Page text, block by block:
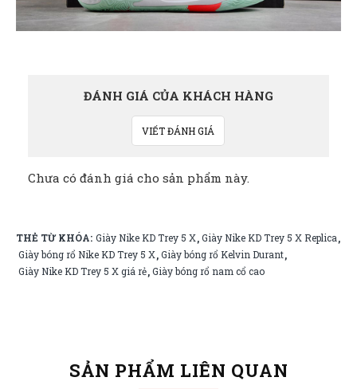
ĐÁNH GIÁ CỦA KHÁCH HÀNG
VIẾT ĐÁNH GIÁ
Chưa có đánh giá cho sản phẩm này.
THẺ TỪ KHÓA: Giày Nike KD Trey 5 X,Giày Nike KD Trey 5 X Replica,
Giày bóng rổ Nike KD Trey 5 X,Giày bóng rổ Kelvin Durant,
Giày Nike KD Trey 5 X giá rẻ,Giày bóng rổ nam cổ cao
SẢN PHẨM LIÊN QUAN